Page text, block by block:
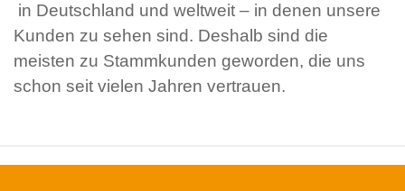
in Deutschland und weltweit – in denen unsere
Kunden zu sehen sind. Deshalb sind die
meisten zu Stammkunden geworden, die uns
schon seit vielen Jahren vertrauen.